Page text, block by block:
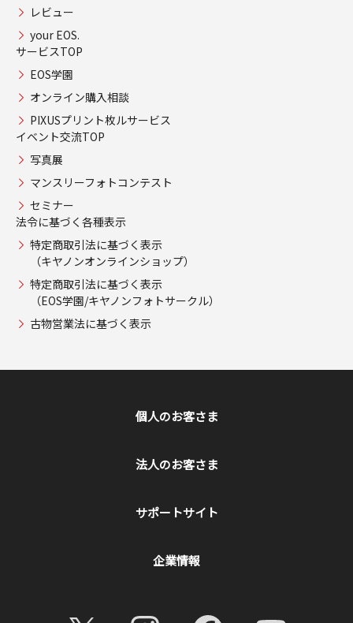
レビュー
your EOS.
サービスTOP
EOS学園
オンライン購入相談
PIXUSプリント枚ルサービス
イベント交流TOP
写真展
マンスリーフォトコンテスト
セミナー
法令に基づく各種表示
特定商取引法に基づく表示
（キヤノンオンラインショップ）
特定商取引法に基づく表示
（EOS学園/キヤノンフォトサークル）
古物営業法に基づく表示
個人のお客さま
法人のお客さま
サポートサイト
企業情報